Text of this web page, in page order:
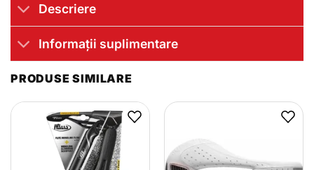
Descriere
Informații suplimentare
PRODUSE SIMILARE